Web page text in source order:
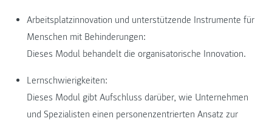
Arbeitsplatzinnovation und unterstützende Instrumente für
Menschen mit Behinderungen:
Dieses Modul behandelt die organisatorische Innovation.
Lernschwierigkeiten:
Dieses Modul gibt Aufschluss darüber, wie Unternehmen
und Spezialisten einen personenzentrierten Ansatz zur